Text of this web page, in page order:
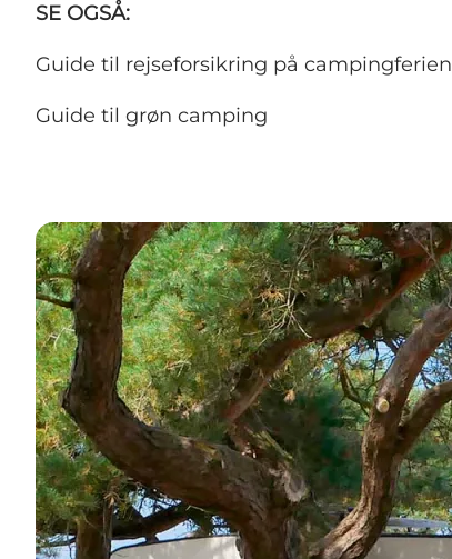
SE OGSÅ:
Guide til rejseforsikring på campingferien
Guide til grøn camping